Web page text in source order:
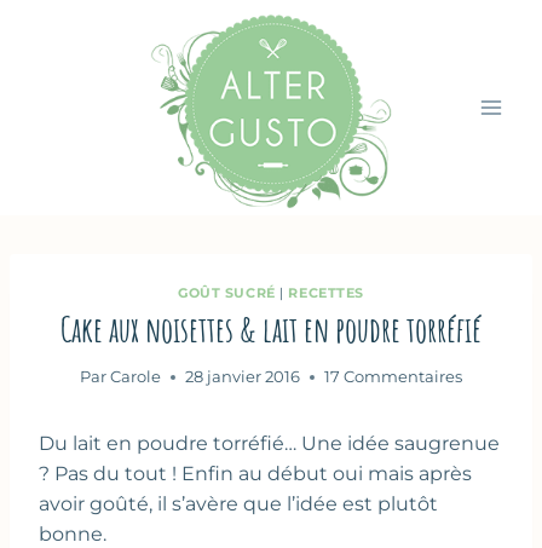
GOÛT SUCRÉ | RECETTES
Cake aux noisettes & lait en poudre torréfié
Par Carole 28 janvier 2016 17 Commentaires
Du lait en poudre torréfié… Une idée saugrenue
? Pas du tout ! Enfin au début oui mais après
avoir goûté, il s’avère que l’idée est plutôt
bonne.